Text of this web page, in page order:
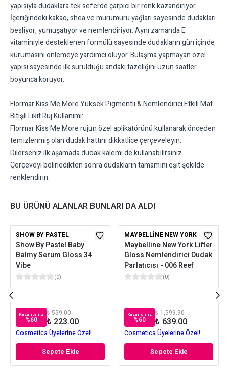
yapısıyla dudaklara tek seferde çarpıcı bir renk kazandırıyor.
İçeriğindeki kakao, shea ve murumuru yağları sayesinde dudakları
besliyor, yumuşatıyor ve nemlendiriyor. Aynı zamanda E
vitaminiyle desteklenen formülü sayesinde dudakların gün içinde
kurumasını önlemeye yardımcı oluyor. Bulaşma yapmayan özel
yapısı sayesinde ilk sürüldüğü andaki tazeliğini uzun saatler
boyunca koruyor.
Flormar Kiss Me More Yüksek Pigmentli & Nemlendirici Etkili Mat
Bitişli Likit Ruj Kullanımı:
Flormar Kiss Me More rujun özel aplikatörünü kullanarak önceden
temizlenmiş olan dudak hattını dikkatlice çerçeveleyin.
Dilerseniz ilk aşamada dudak kalemi de kullanabilirsiniz.
Çerçeveyi belirledikten sonra dudakların tamamını eşit şekilde
renklendirin.
BU ÜRÜNÜ ALANLAR BUNLARI DA ALDI
SHOW BY PASTEL
Show By Pastel Baby
Balmy Serum Gloss 34
Vibe
(0)
Kazancınız
%60
₺ 559.00
₺ 223.00
Cosmetica Üyelerine Özel!
Sepete Ekle
MAYBELLINE NEW YORK
Maybelline New York Lifter
Gloss Nemlendirici Dudak
Parlatıcısı - 006 Reef
(0)
Kazancınız
%60
₺ 1,599.90
₺ 639.00
Cosmetica Üyelerine Özel!
Sepete Ekle